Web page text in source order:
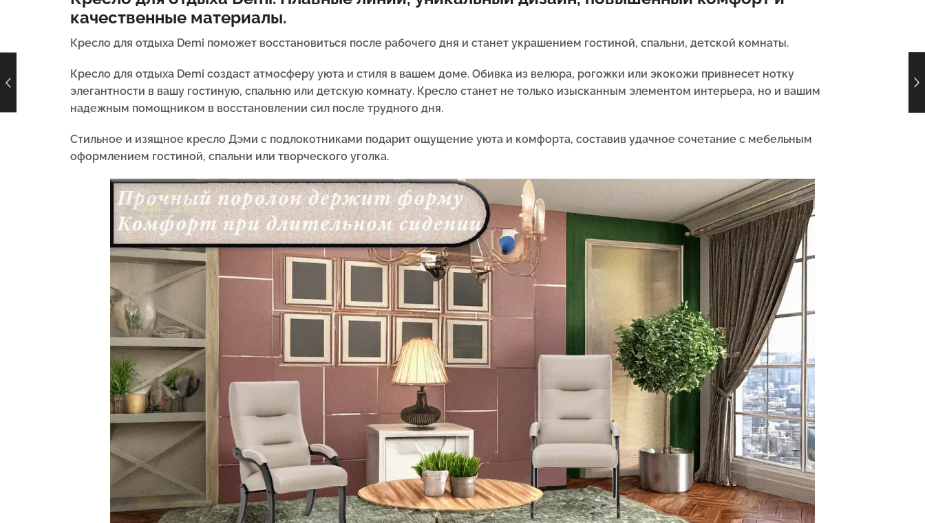
качественные материалы.
Кресло для отдыха Demi поможет восстановиться после рабочего дня и станет украшением гостиной, спальни, детской комнаты.
Кресло для отдыха Demi создаст атмосферу уюта и стиля в вашем доме. Обивка из велюра, рогожки или экокожи привнесет нотку
элегантности в вашу гостиную, спальню или детскую комнату. Кресло станет не только изысканным элементом интерьера, но и вашим
надежным помощником в восстановлении сил после трудного дня.
Стильное и изящное кресло Дэми с подлокотниками подарит ощущение уюта и комфорта, составив удачное сочетание с мебельным
оформлением гостиной, спальни или творческого уголка.